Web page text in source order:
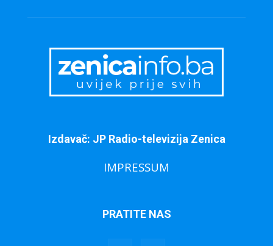
Izdavač: JP Radio-televizija Zenica
IMPRESSUM
PRATITE NAS